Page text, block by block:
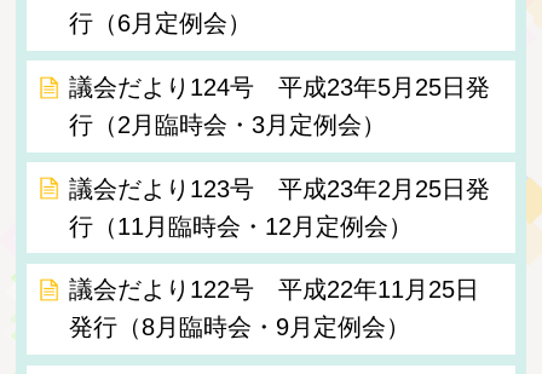
行（6月定例会）
議会だより124号 平成23年5月25日発
行（2月臨時会・3月定例会）
議会だより123号 平成23年2月25日発
行（11月臨時会・12月定例会）
議会だより122号 平成22年11月25日
発行（8月臨時会・9月定例会）